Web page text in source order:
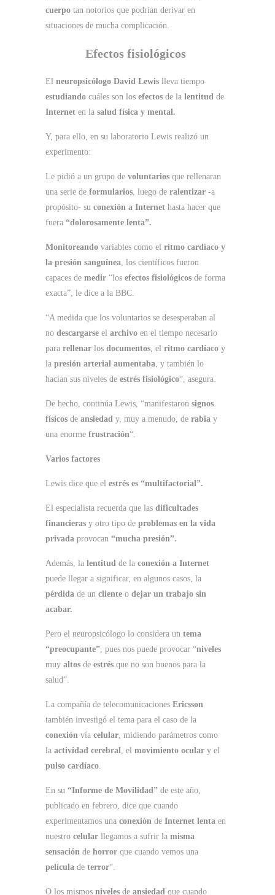
cuerpo tan notorios que podrían derivar en
situaciones de mucha complicación.
Efectos fisiológicos
El neuropsicólogo David Lewis lleva tiempo
estudiando cuáles son los efectos de la lentitud de
Internet en la salud física y mental.
Y, para ello, en su laboratorio Lewis realizó un
experimento:
Le pidió a un grupo de voluntarios que rellenaran
una serie de formularios, luego de ralentizar -a
propósito- su conexión a Internet hasta hacer que
fuera “dolorosamente lenta”.
Monitoreando variables como el ritmo cardíaco y
la presión sanguínea, los científicos fueron
capaces de medir “los efectos fisiológicos de forma
exacta”, le dice a la BBC.
“A medida que los voluntarios se desesperaban al
no descargarse el archivo en el tiempo necesario
para rellenar los documentos, el ritmo cardíaco y
la presión arterial aumentaba, y también lo
hacían sus niveles de estrés fisiológico“, asegura.
De hecho, continúa Lewis, “manifestaron signos
físicos de ansiedad y, muy a menudo, de rabia y
una enorme frustración“.
Varios factores
Lewis dice que el estrés es “multifactorial”.
El especialista recuerda que las dificultades
financieras y otro tipo de problemas en la vida
privada provocan “mucha presión”.
Además, la lentitud de la conexión a Internet
puede llegar a significar, en algunos casos, la
pérdida de un cliente o dejar un trabajo sin
acabar.
Pero el neuropsicólogo lo considera un tema
“preocupante”, pues nos puede provocar “niveles
muy altos de estrés que no son buenos para la
salud”.
La compañía de telecomunicaciones Ericsson
también investigó el tema para el caso de la
conexión vía celular, midiendo parámetros como
la actividad cerebral, el movimiento ocular y el
pulso cardíaco.
En su “Informe de Movilidad” de este año,
publicado en febrero, dice que cuando
experimentamos una conexión de Internet lenta en
nuestro celular llegamos a sufrir la misma
sensación de horror que cuando vemos una
película de terror“.
O los mismos niveles de ansiedad que cuando